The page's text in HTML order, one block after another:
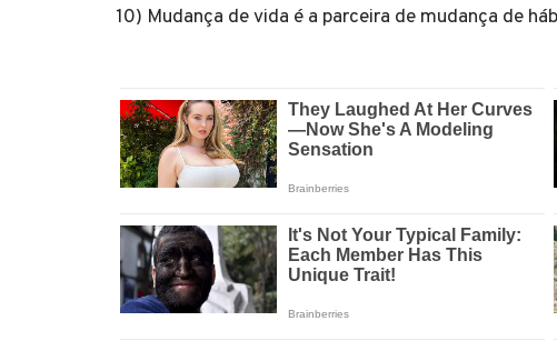
10) Mudança de vida é a parceira de mudança de